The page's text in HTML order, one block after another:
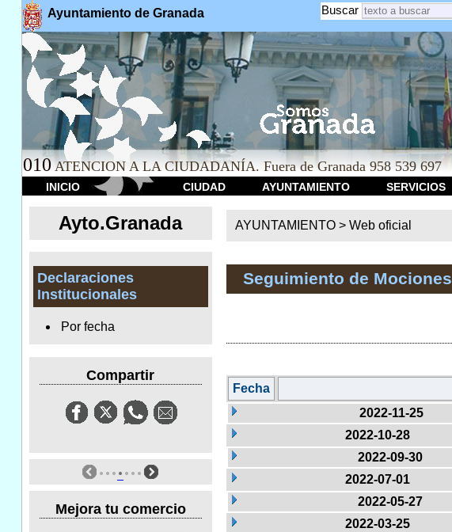
Ayuntamiento de Granada Buscar
010 ATENCION A LA CIUDADANÍA. Fuera de Granada 958 539 697
INICIO CIUDAD AYUNTAMIENTO SERVICIOS
Ayto.Granada
Declaraciones
Institucionales
Por fecha
Compartir
Mejora tu comercio
AYUNTAMIENTO > Web oficial
Seguimiento de Mociones
Fecha
2022-11-25
2022-10-28
2022-09-30
2022-07-01
2022-05-27
2022-03-25